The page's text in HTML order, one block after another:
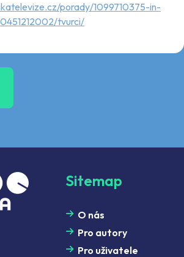
porady/1099710375-in-
tvurci/
Sitemap
O nás
Pro autory
Pro uživatele